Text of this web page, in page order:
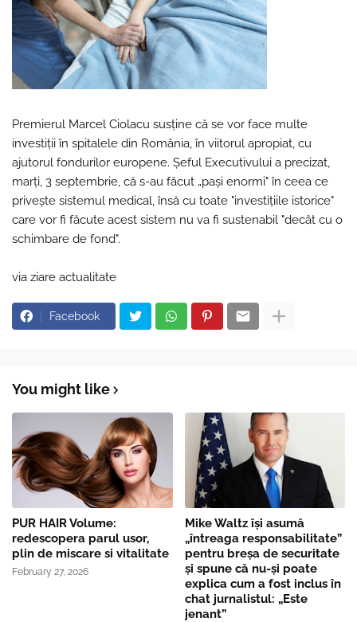
Premierul Marcel Ciolacu susține că se vor face multe
investiţii în spitalele din România, în viitorul apropiat, cu
ajutorul fondurilor europene. Șeful Executivului a precizat,
marți, 3 septembrie, că s-au făcut „paşi enormi" în ceea ce
priveşte sistemul medical, însă cu toate "investiţiile istorice"
care vor fi făcute acest sistem nu va fi sustenabil "decât cu o
schimbare de fond".
via ziare actualitate
Facebook
You might like
PUR HAIR Volume:
redescopera parul usor,
plin de miscare si vitalitate
February 27, 2026
Mike Waltz îşi asumă
„întreaga responsabilitate”
pentru breşa de securitate
și spune că nu-și poate
explica cum a fost inclus în
chat jurnalistul: „Este
jenant”